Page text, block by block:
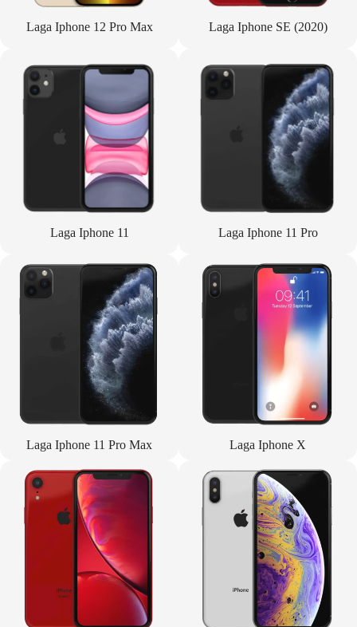
Laga Iphone 12 Pro Max Laga Iphone SE (2020)
Laga Iphone 11 Laga Iphone 11 Pro
Laga Iphone 11 Pro Max Laga Iphone X